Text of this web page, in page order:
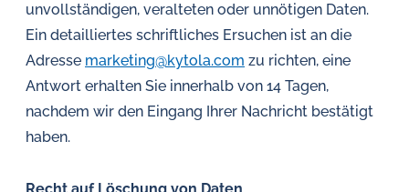
unvollständigen, veralteten oder unnötigen Daten.
Ein detailliertes schriftliches Ersuchen ist an die
Adresse marketing@kytola.com zu richten, eine
Antwort erhalten Sie innerhalb von 14 Tagen,
nachdem wir den Eingang Ihrer Nachricht bestätigt
haben.